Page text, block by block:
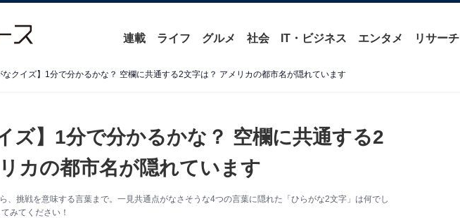
連載 ライフ グルメ 社会 IT・ビジネス エンタメ リサーチ
なクイズ】1分で分かるかな？ 空欄に共通する2文字は？ アメリカの都市名が隠れています
ズ】1分で分かるかな？ 空欄に共通する2
カの都市名が隠れています
、挑戦を意味する言葉まで。一見共通点がなさそうな4つの言葉に隠れた「ひらがな2文字」は何でし
みてください！